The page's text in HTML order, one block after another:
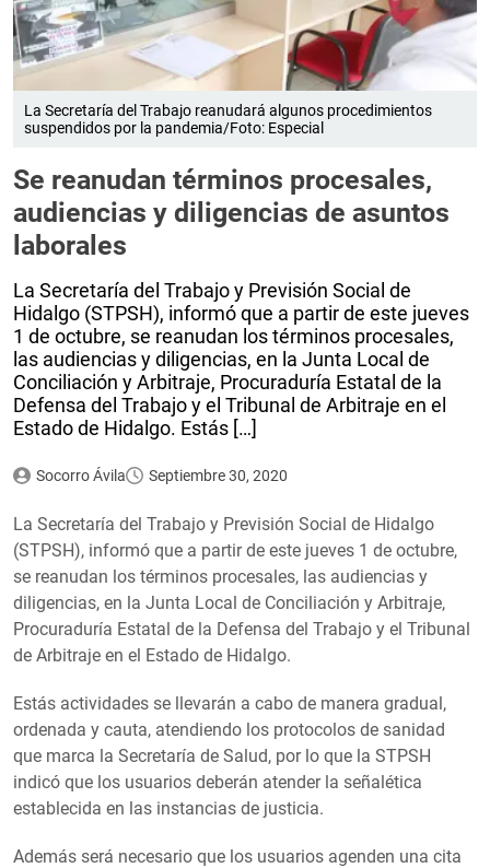
La Secretaría del Trabajo reanudará algunos procedimientos
suspendidos por la pandemia/Foto: Especial
Se reanudan términos procesales,
audiencias y diligencias de asuntos
laborales
La Secretaría del Trabajo y Previsión Social de
Hidalgo (STPSH), informó que a partir de este jueves
1 de octubre, se reanudan los términos procesales,
las audiencias y diligencias, en la Junta Local de
Conciliación y Arbitraje, Procuraduría Estatal de la
Defensa del Trabajo y el Tribunal de Arbitraje en el
Estado de Hidalgo. Estás […]
Socorro Ávila Septiembre 30, 2020
La Secretaría del Trabajo y Previsión Social de Hidalgo
(STPSH), informó que a partir de este jueves 1 de octubre,
se reanudan los términos procesales, las audiencias y
diligencias, en la Junta Local de Conciliación y Arbitraje,
Procuraduría Estatal de la Defensa del Trabajo y el Tribunal
de Arbitraje en el Estado de Hidalgo.
Estás actividades se llevarán a cabo de manera gradual,
ordenada y cauta, atendiendo los protocolos de sanidad
que marca la Secretaría de Salud, por lo que la STPSH
indicó que los usuarios deberán atender la señalética
establecida en las instancias de justicia.
Además será necesario que los usuarios agenden una cita